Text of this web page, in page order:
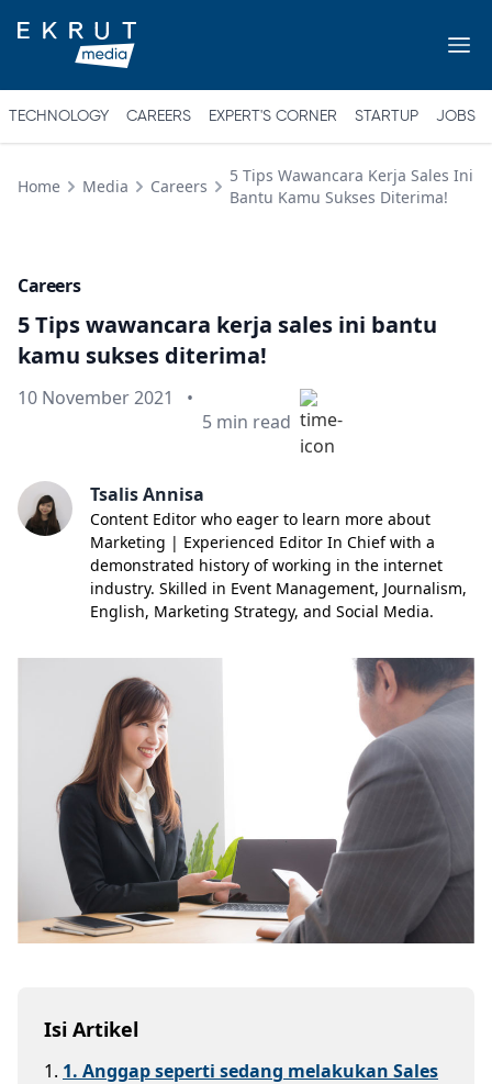
TECHNOLOGY CAREERS EXPERT'S CORNER STARTUP JOBS
Home Media Careers
5 Tips Wawancara Kerja Sales Ini
Bantu Kamu Sukses Diterima!
Careers
5 Tips wawancara kerja sales ini bantu
kamu sukses diterima!
Published on
10 November 2021
•
Min read
5 min read
Tsalis Annisa
Content Editor who eager to learn more about
Marketing | Experienced Editor In Chief with a
demonstrated history of working in the internet
industry. Skilled in Event Management, Journalism,
English, Marketing Strategy, and Social Media.
Isi Artikel
1. 1. Anggap seperti sedang melakukan Sales